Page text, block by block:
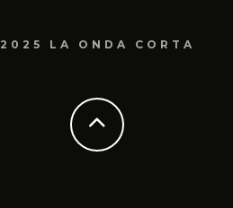
2025 LA ONDA CORTA